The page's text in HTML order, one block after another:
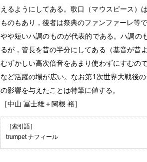
えるようにしてある。歌口（マウスピース）
ものもあり，後者は祭典のファンファーレ等
やや短いハ調のものが代表的である。ハ調の
るが，管長を昔の半分にしてある（基音が昔
むずかしい高次倍音をあまり使わずにすむの
など活躍の場が広い。なお第1次世界大戦後
の影響を与えたことは特筆に値する。
［中山 冨士雄＋関根 裕］
［索引語］
trumpet ナフィール